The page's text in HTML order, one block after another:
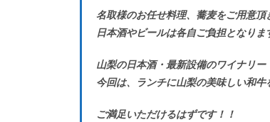
名取様のお任せ料理、蕎麦をご用意頂
日本酒やビールは各自ご負担となり
山梨の日本酒・最新設備のワイナリー
今回は、ランチに山梨の美味しい和牛
ご満足いただけるはずです！！